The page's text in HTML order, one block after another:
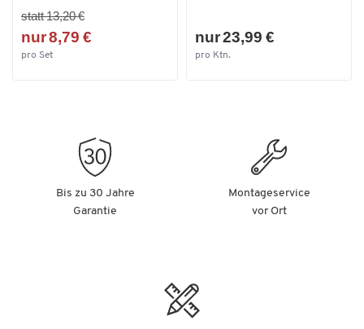
statt 13,20 €
nur 8,79 €
pro Set
nur 23,99 €
pro Ktn.
Bis zu 30 Jahre
Garantie
Montageservice
vor Ort